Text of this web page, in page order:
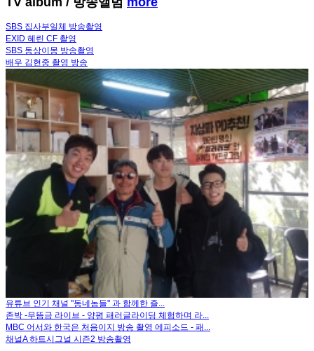
SBS 집사부일체 방송촬영
EXID 혜린 CF 촬영
SBS 동상이몽 방송촬영
배우 김현중 촬영 방송
유튜브 인기 채널 "동네놈들" 과 함께한 즐...
존박 -무뜸금 라이브 - 양평 패러글라이딩 체험하며 라...
MBC 어서와 한국은 처음이지 방송 촬영 에피소드 - 패...
채널A 하트시그널 시즌2 방송촬영